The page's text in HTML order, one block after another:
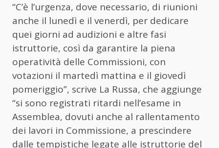
“C’è l’urgenza, dove necessario, di riunioni
anche il lunedì e il venerdì, per dedicare
quei giorni ad audizioni e altre fasi
istruttorie, così da garantire la piena
operatività delle Commissioni, con
votazioni il martedì mattina e il giovedì
pomeriggio”, scrive La Russa, che aggiunge
“si sono registrati ritardi nell’esame in
Assemblea, dovuti anche al rallentamento
dei lavori in Commissione, a prescindere
dalle tempistiche legate alle istruttorie del